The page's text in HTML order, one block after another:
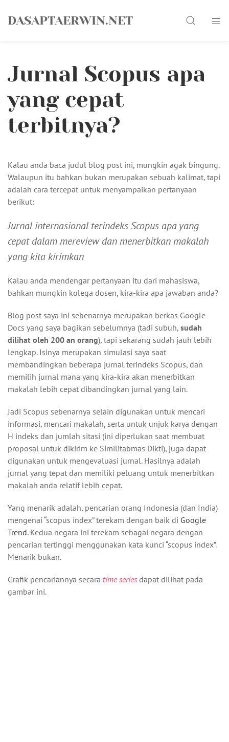
DASAPTAERWIN.NET Search
Jurnal Scopus apa
yang cepat
terbitnya?
Kalau anda baca judul blog post ini, mungkin agak bingung.
Walaupun itu bahkan bukan merupakan sebuah kalimat, tapi
adalah cara tercepat untuk menyampaikan pertanyaan
berikut:
Jurnal internasional terindeks Scopus apa yang
cepat dalam mereview dan menerbitkan makalah
yang kita kirimkan
Kalau anda mendengar pertanyaan itu dari mahasiswa,
bahkan mungkin kolega dosen, kira-kira apa jawaban anda?
Blog post saya ini sebenarnya merupakan berkas Google
Docs yang saya bagikan sebelumnya (tadi subuh, sudah
dilihat oleh 200 an orang), tapi sekarang sudah jauh lebih
lengkap. Isinya merupakan simulasi saya saat
membandingkan beberapa jurnal terindeks Scopus, dan
memilih jurnal mana yang kira-kira akan menerbitkan
makalah lebih cepat dibandingkan jurnal yang lain.
Jadi Scopus sebenarnya selain digunakan untuk mencari
informasi, mencari makalah, serta untuk unjuk karya dengan
H indeks dan jumlah sitasi (ini diperlukan saat membuat
proposal untuk dikirim ke Similitabmas Dikti), juga dapat
digunakan untuk mengevaluasi jurnal. Hasilnya adalah
jurnal yang tepat dan memiliki peluang untuk menerbitkan
makalah anda relatif lebih cepat.
Yang menarik adalah, pencarian orang Indonesia (dan India)
mengenai “scopus index” terekam dengan baik di Google
Trend. Kedua negara ini terekam sebagai negara dengan
pencarian tertinggi menggunakan kata kunci “scopus index”.
Menarik bukan.
Grafik pencariannya secara time series dapat dilihat pada
gambar ini.